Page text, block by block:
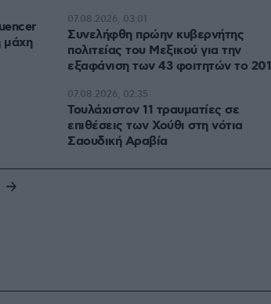
μάχη
Συνελήφθη πρώην κυβερνήτης
πολιτείας του Μεξικού για την
εξαφάνιση των 43 φοιτητών το
07.08.2026, 03:01
Τουλάχιστον 11 τραυματίες σε
επιθέσεις των Χούθι στη νότια
Σαουδική Αραβία
07.08.2026, 02:35